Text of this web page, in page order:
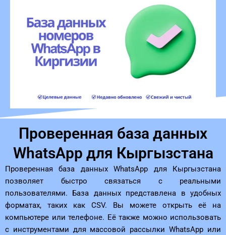
Проверенная база данных
WhatsApp для Кыргызстана
Проверенная база данных WhatsApp для Кыргызстана
позволяет быстро связаться с реальными
пользователями. База данных представлена ​​в удобных
форматах, таких как CSV. Вы можете открыть её на
компьютере или телефоне. Её также можно использовать
с инструментами для массовой рассылки WhatsApp или